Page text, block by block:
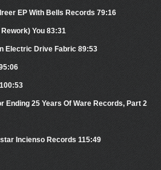
EP With Bells Records 79:16
You 83:31
Electric Drive Fabric 89:53
Ending 25 Years Of Ware Records, Part 2
Incienso Records 115:49